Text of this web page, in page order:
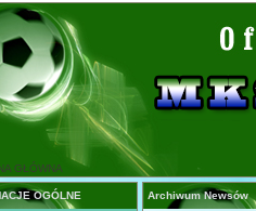
GŁÓWNA
OGÓLNE
Archiwum Newsów